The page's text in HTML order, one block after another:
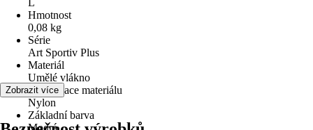
L
Hmotnost
0,08 kg
Série
Art Sportiv Plus
Materiál
Umělé vlákno
Specifikace materiálu
Nylon
Základní barva
Modrá
Zobrazit více